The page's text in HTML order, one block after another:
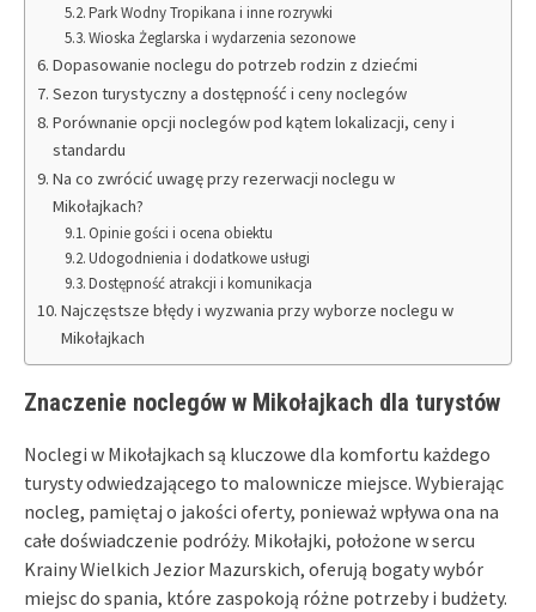
Park Wodny Tropikana i inne rozrywki
Wioska Żeglarska i wydarzenia sezonowe
Dopasowanie noclegu do potrzeb rodzin z dziećmi
Sezon turystyczny a dostępność i ceny noclegów
Porównanie opcji noclegów pod kątem lokalizacji, ceny i
standardu
Na co zwrócić uwagę przy rezerwacji noclegu w
Mikołajkach?
Opinie gości i ocena obiektu
Udogodnienia i dodatkowe usługi
Dostępność atrakcji i komunikacja
Najczęstsze błędy i wyzwania przy wyborze noclegu w
Mikołajkach
Znaczenie noclegów w Mikołajkach dla turystów
Noclegi w Mikołajkach są kluczowe dla komfortu każdego
turysty odwiedzającego to malownicze miejsce. Wybierając
nocleg, pamiętaj o jakości oferty, ponieważ wpływa ona na
całe doświadczenie podróży. Mikołajki, położone w sercu
Krainy Wielkich Jezior Mazurskich, oferują bogaty wybór
miejsc do spania, które zaspokoją różne potrzeby i budżety.